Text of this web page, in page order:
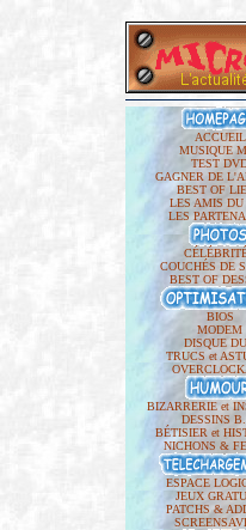
ACCUEIL
MUSIQUE
TEST
GAGNER DE
BEST OF
LES AMIS DU
LES
COUCHÉS DE
BEST OF
BIOS
MODEM
DISQUE
TRUCS et
BIZARRERIE et
DESSINS
BÉTISIER et
NICHONS &
ESPACE
JEUX
PATCHS &